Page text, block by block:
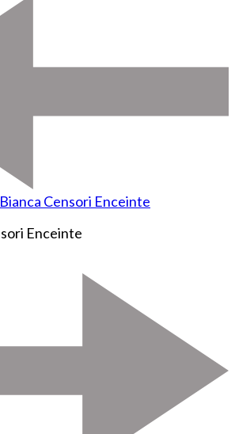
Bianca Censori Enceinte